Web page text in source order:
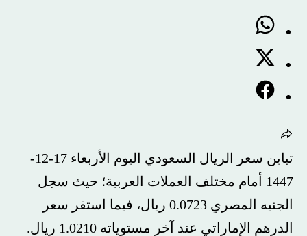
تباين سعر الريال السعودي اليوم الأربعاء 17-12-
1447 أمام مختلف العملات العربية؛ حيث سجل
الجنيه المصري 0.0723 ريال، فيما استقر سعر
الدرهم الإماراتي عند آخر مستوياته 1.0210 ريال.